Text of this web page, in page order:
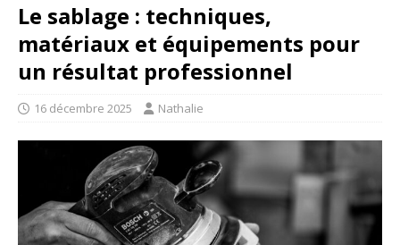
Le sablage : techniques,
matériaux et équipements pour
un résultat professionnel
16 décembre 2025 Nathalie